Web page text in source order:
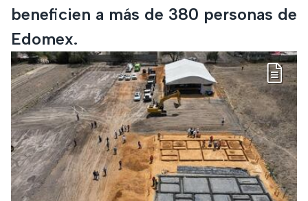
beneficien a más de 380 personas de
Edomex.